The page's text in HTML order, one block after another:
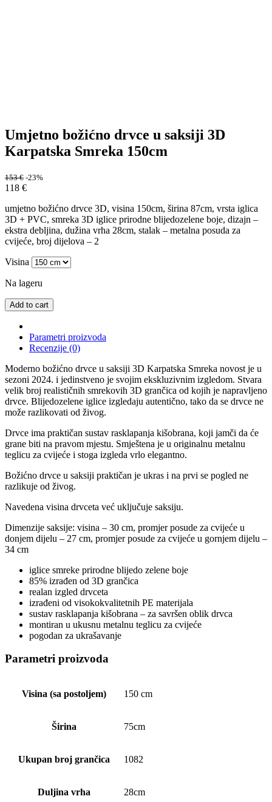
Umjetno božićno drvce u saksiji 3D
Karpatska Smreka 150cm
153€ -23%
118 €
umjetno božićno drvce 3D, visina 150cm, širina 87cm, vrsta iglica
3D + PVC, smreka 3D iglice prirodne blijedozelene boje, dizajn –
ekstra debljina, dužina vrha 28cm, stalak – metalna posuda za
cvijeće, broj dijelova – 2
Visina
Na lageru
Add to cart
Parametri proizvoda
Recenzije (0)
Moderno božićno drvce u saksiji 3D Karpatska Smreka novost je u
sezoni 2024. i jedinstveno je svojim ekskluzivnim izgledom. Stvara
velik broj realističnih smrekovih 3D grančica od kojih je napravljeno
drvce. Blijedozelene iglice izgledaju autentično, tako da se drvce ne
može razlikovati od živog.
Drvce ima praktičan sustav rasklapanja kišobrana, koji jamči da će
grane biti na pravom mjestu. Smještena je u originalnu metalnu
teglicu za cvijeće i stoga izgleda vrlo elegantno.
Božićno drvce u saksiji praktičan je ukras i na prvi se pogled ne
razlikuje od živog.
Navedena visina drvceta već uključuje saksiju.
Dimenzije saksije: visina – 30 cm, promjer posude za cvijeće u
donjem dijelu – 27 cm, promjer posude za cvijeće u gornjem dijelu –
34 cm
iglice smreke prirodne blijedo zelene boje
85% izrađen od 3D grančica
realan izgled drvceta
izrađeni od visokokvalitetnih PE materijala
sustav rasklapanja kišobrana – za savršen oblik drvca
montiran u ukusnu metalnu teglicu za cvijeće
pogodan za ukrašavanje
Parametri proizvoda
Visina (sa postoljem) 150 cm
Širina 75cm
Ukupan broj grančica 1082
Duljina vrha 28cm